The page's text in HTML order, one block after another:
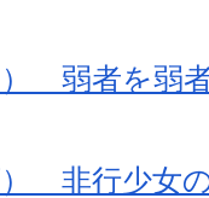
） 弱者を弱
） 非行少女